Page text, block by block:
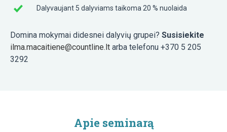
Dalyvaujant 5 dalyviams taikoma 20 % nuolaida
Domina mokymai didesnei dalyvių grupei? Susisiekite
ilma.macaitiene@countline.lt arba telefonu +370 5 205
3292
Apie seminarą